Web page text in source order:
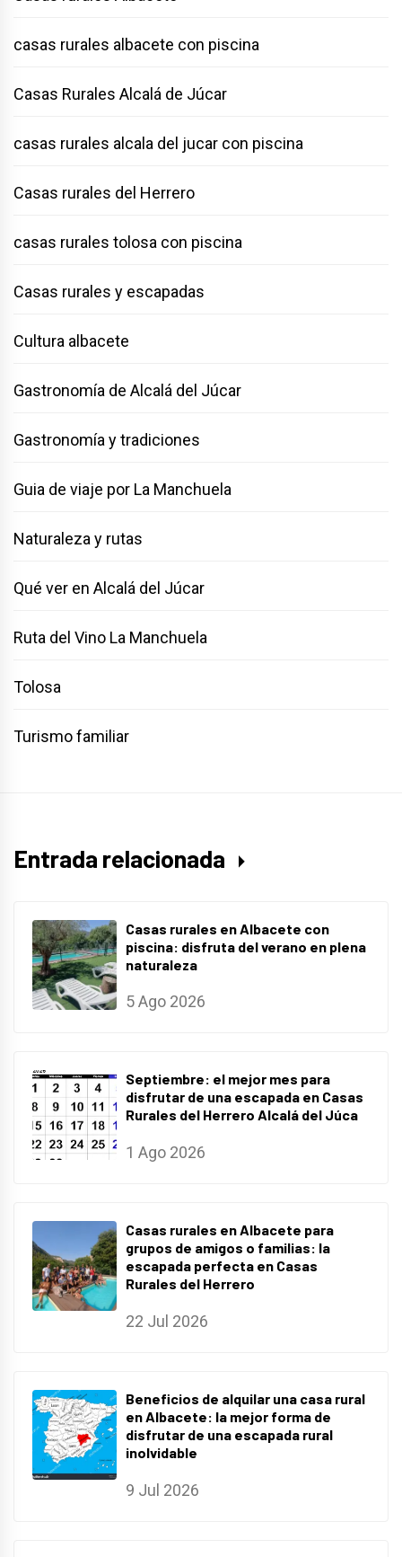
casas rurales albacete con piscina
Casas Rurales Alcalá de Júcar
casas rurales alcala del jucar con piscina
Casas rurales del Herrero
casas rurales tolosa con piscina
Casas rurales y escapadas
Cultura albacete
Gastronomía de Alcalá del Júcar
Gastronomía y tradiciones
Guia de viaje por La Manchuela
Naturaleza y rutas
Qué ver en Alcalá del Júcar
Ruta del Vino La Manchuela
Tolosa
Turismo familiar
Entrada relacionada
Casas rurales en Albacete con
piscina: disfruta del verano en plena
naturaleza
5 Ago 2026
Septiembre: el mejor mes para
disfrutar de una escapada en Casas
Rurales del Herrero Alcalá del Júca
1 Ago 2026
Casas rurales en Albacete para
grupos de amigos o familias: la
escapada perfecta en Casas
Rurales del Herrero
22 Jul 2026
Beneficios de alquilar una casa rural
en Albacete: la mejor forma de
disfrutar de una escapada rural
inolvidable
9 Jul 2026